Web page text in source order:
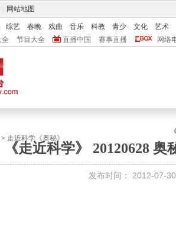
网站地图
综艺 春晚 戏曲 音乐 科教 青少 文化
艺术
全 节目大全 直播中国 赛事直播 网络
> 走近科学《奥秘》
《走近科学》 20120628
发布时间： 2012-07-